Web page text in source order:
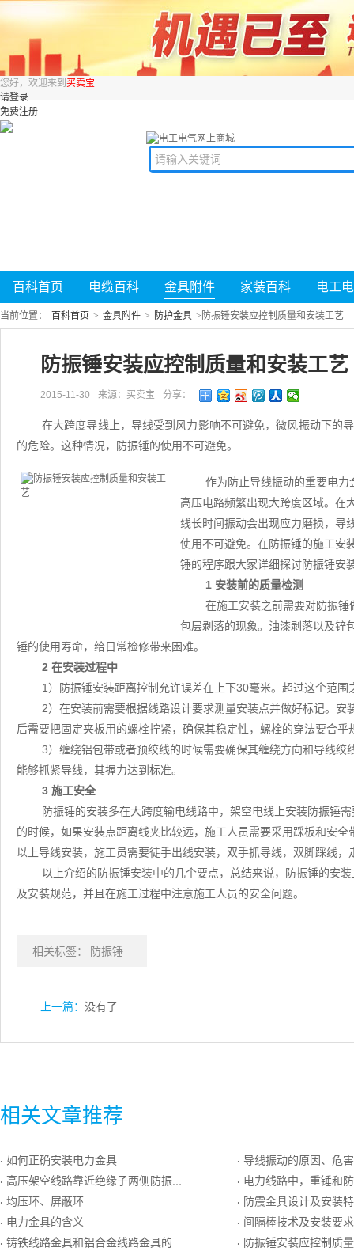
您好，欢迎来到 买卖宝
请登录
免费注册
百科首页 电缆百科 金具附件 家装百科 电工
当前位置： 百科首页 > 金具附件 > 防护金具 > 防振锤安装应控制质量和安装工艺
防振锤安装应控制质量和安装工艺
2015-11-30 来源：买卖宝 分享：
在大跨度导线上，导线受到风力影响不可避免，微风振动下的
的危险。这种情况，防振锤的使用不可避免。
作为防止导线振动的重要电
高压电路频繁出现大跨度区域。在
线长时间振动会出现应力磨损，导
使用不可避免。在防振锤的施工安
锤的程序跟大家详细探讨防振锤安
1 安装前的质量检测
在施工安装之前需要对防振
包层剥落的现象。油漆剥落以及锌
锤的使用寿命，给日常检修带来困难。
2 在安装过程中
1）防振锤安装距离控制允许误差在上下30毫米。超过这个范
2）在安装前需要根据线路设计要求测量安装点并做好标记。
后需要把固定夹板用的螺栓拧紧，确保其稳定性，螺栓的穿法要合乎
3）缠绕铝包带或者预绞线的时候需要确保其缠绕方向和导线
能够抓紧导线，其握力达到标准。
3 施工安全
防振锤的安装多在大跨度输电线路中，架空电线上安装防振锤
的时候，如果安装点距离线夹比较远，施工人员需要采用踩板和安
以上导线安装，施工员需要徒手出线安装，双手抓导线，双脚踩线，
以上介绍的防振锤安装中的几个要点，总结来说，防振锤的安
及安装规范，并且在施工过程中注意施工人员的安全问题。
相关标签： 防振锤
上一篇： 没有了
相关文章推荐
· 如何正确安装电力金具
· 高压架空线路靠近绝缘子两侧防振锤的作用
· 均压环、屏蔽环
· 电力金具的含义
· 铸铁线路金具和铝合金线路金具的优劣之论
· 导线振动的原因、危
· 电力线路中，重锤和防震锤
· 防震金具设计及安装
· 间隔棒技术及安装要求
· 防振锤安装应控制质